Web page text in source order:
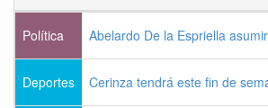
Política Abelardo De la Espriella
Deportes Cerinza tendrá este fin de